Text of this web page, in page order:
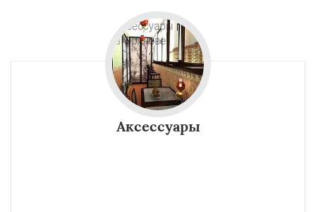
Аксессуары